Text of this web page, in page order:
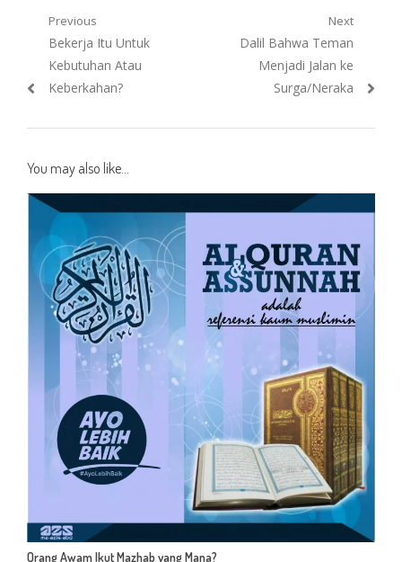
Post
navigation
Previous
Previous
post:
Bekerja Itu Untuk
Kebutuhan Atau
Keberkahan?
Next
Next
post:
Dalil Bahwa Teman
Menjadi Jalan ke
Surga/Neraka
You may also like...
Orang Awam Ikut Mazhab yang Mana?